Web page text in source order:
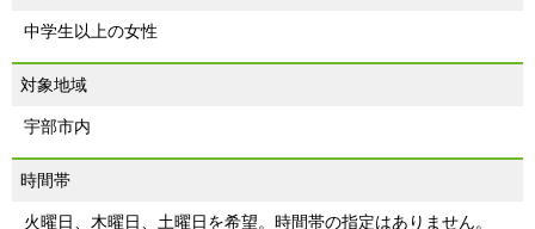
中学生以上の女性
対象地域
宇部市内
時間帯
火曜日、木曜日、土曜日を希望。時間帯の指定はありません。